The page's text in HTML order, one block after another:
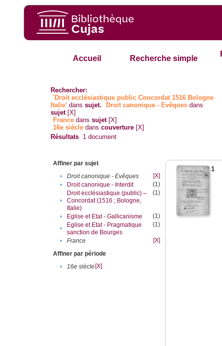
Accueil Recherche simple
Rechercher:
'Droit ecclésiastique public Concordat 1516 Bologne
Italie' danssujet. Droit canonique - Evêques dans
sujet [X]
France danssujet [X]
16e siècle danscouverture [X]
Résultats 1 document
Affiner par sujet
•
Droit canonique - Evêques
[X]
•
Droit canonique - Interdit (1)
•
Droit ecclésiastique (public) –
Concordat (1516 ; Bologne,
Italie)
(1)
• Eglise et Etat - Gallicanisme
(1)
•
Eglise et Etat - Pragmatique
sanction de Bourges
(1)
• France
[X]
Affiner par période
•
16e siècle[X]
1